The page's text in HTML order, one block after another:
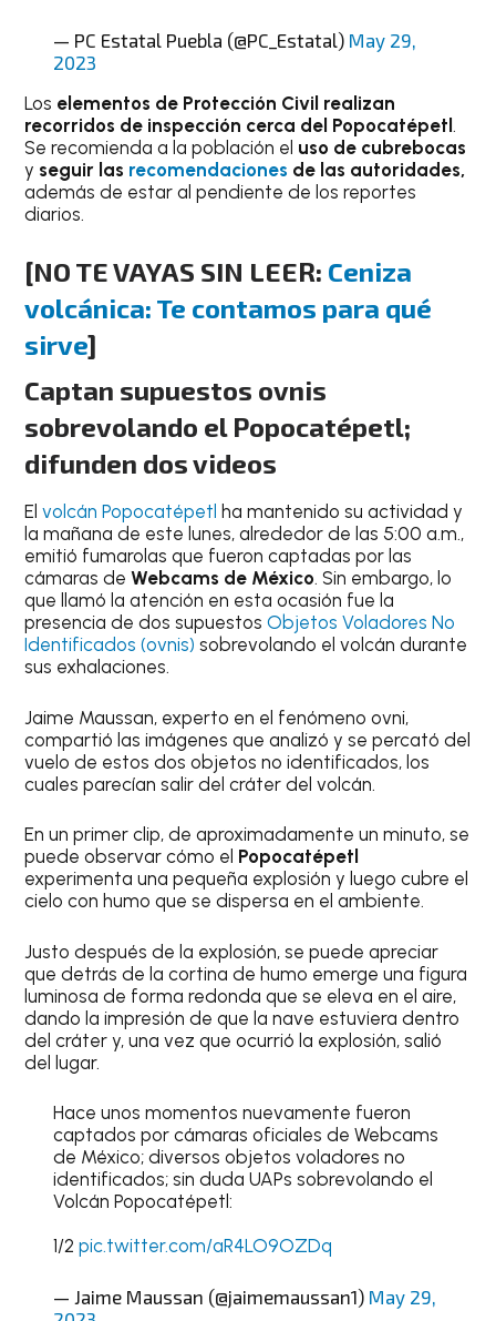
— PC Estatal Puebla (@PC_Estatal) May 29,
2023
Los elementos de Protección Civil realizan
recorridos de inspección cerca del Popocatépetl.
Se recomienda a la población el uso de cubrebocas
y seguir las recomendaciones de las autoridades,
además de estar al pendiente de los reportes
diarios.
[NO TE VAYAS SIN LEER: Ceniza
volcánica: Te contamos para qué
sirve]
Captan supuestos ovnis
sobrevolando el Popocatépetl;
difunden dos videos
Elvolcán Popocatépetl ha mantenido su actividad y
la mañana de este lunes, alrededor de las 5:00 a.m.,
emitió fumarolas que fueron captadas por las
cámaras deWebcams de México. Sin embargo, lo
que llamó la atención en esta ocasión fue la
presencia de dos supuestosObjetos Voladores No
Identificados (ovnis) sobrevolando el volcán durante
sus exhalaciones.
Jaime Maussan, experto en el fenómeno ovni,
compartió las imágenes que analizó y se percató del
vuelo de estos dos objetos no identificados, los
cuales parecían salir del cráter del volcán.
En un primer clip, de aproximadamente un minuto, se
puede observar cómo el Popocatépetl
experimenta una pequeña explosión y luego cubre el
cielo con humo que se dispersa en el ambiente.
Justo después de la explosión, se puede apreciar
que detrás de la cortina de humo emerge una figura
luminosa de forma redonda que se eleva en el aire,
dando la impresión de que la nave estuviera dentro
del cráter y, una vez que ocurrió la explosión, salió
del lugar.
Hace unos momentos nuevamente fueron
captados por cámaras oficiales de Webcams
de México; diversos objetos voladores no
identificados; sin duda UAPs sobrevolando el
Volcán Popocatépetl:
1/2 pic.twitter.com/aR4LO9OZDq
— Jaime Maussan (@jaimemaussan1) May 29,